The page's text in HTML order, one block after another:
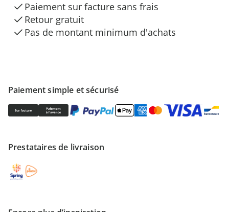
Paiement simple et sécurisé
Prestataires de livraison
Paiement sur facture sans frais
Retour gratuit
Pas de montant minimum d'achats